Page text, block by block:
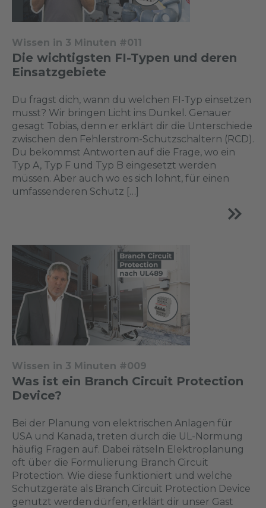
Wissen in 3 Minuten #011
Die wichtigsten FI-Typen und deren
Einsatzgebiete
Du fragst dich, wann du welchen FI-Typ einsetzen
musst? Wir bringen Licht ins Dunkel. Genauer
gesagt Tobias, denn er erklärt dir die Unterschiede
zwischen den Fehlerstrom-Schutzschaltern (RCD).
Du bekommst Antworten auf die Frage, wo ein
Typ A, Typ F und Typ B eingesetzt werden
müssen. Aber auch wo es sich lohnt, für einen
umfassenderen Schutz […]
Wissen in 3 Minuten #009
Was ist ein Branch Circuit Protection
Device?
Bei der Planung von elektrischen Anlagen für
USA und Kanada, treten durch die UL-Normung
häufig Fragen auf. Dabei rätseln Elektroplanung
oft über die Formulierung Branch Circuit
Protection. Wie diese funktioniert und welche
Schutzgeräte als Branch Circuit Protection Device
genutzt werden dürfen, erklärt dir unser Gast